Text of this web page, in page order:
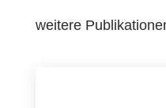
weitere